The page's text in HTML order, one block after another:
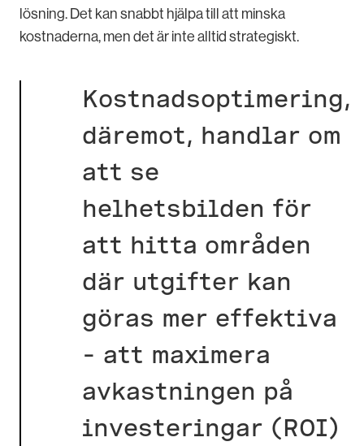
lösning. Det kan snabbt hjälpa till att minska
kostnaderna, men det är inte alltid strategiskt.
Kostnadsoptimering,
däremot, handlar om
att se
helhetsbilden för
att hitta områden
där utgifter kan
göras mer effektiva
– att maximera
avkastningen på
investeringar (ROI)